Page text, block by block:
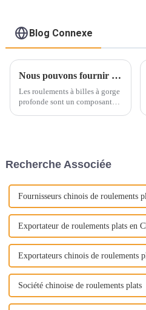
Blog Connexe
Nous pouvons fournir de nombreux types de roulements à billes à gorge profonde
Les roulements à billes à gorge
profonde sont un composant
Recherche Associée
Fournisseurs chinois de roulements
Exportateur de roulements plats en
Exportateurs chinois de roulements
Société chinoise de roulements plats